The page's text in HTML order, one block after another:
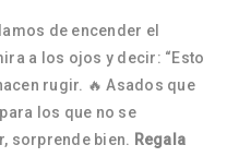
de encender el
a los ojos y decir: “Esto
rugir. 🔥 Asados que
los que no se
sorprende bien. Regala